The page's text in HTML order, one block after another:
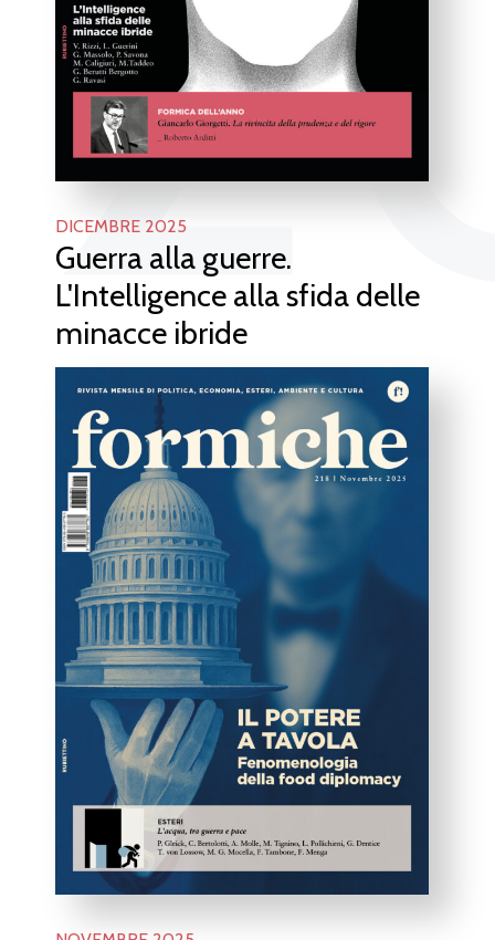
DICEMBRE 2025
Guerra alla guerre.
L'Intelligence alla sfida delle
minacce ibride